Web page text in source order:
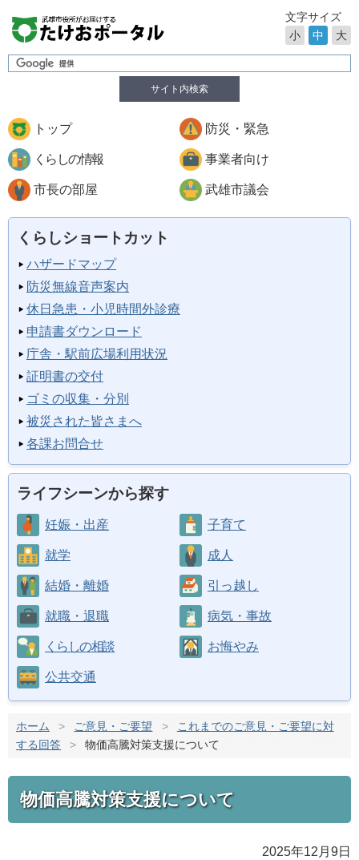
サイト内検索
文字サイズ
小
中 大
トップ 防災・緊急
くらしの情報 事業者向け
市長の部屋 武雄市議会
くらしショートカット
ハザードマップ
防災無線音声案内
休日急患・小児時間外診療
申請書ダウンロード
庁舎・駅前広場利用状況
証明書の交付
ゴミの収集・分別
被災された皆さまへ
各課お問合せ
ライフシーンから探す
妊娠・出産 子育て
就学 成人
結婚・離婚 引っ越し
就職・退職 病気・事故
くらしの相談 お悔やみ
公共交通
ホーム > ご意見・ご要望 >
これまでのご意見・ご要望に対
する回答
> 物価高騰対策支援について
物価高騰対策支援について
2025年12月9日